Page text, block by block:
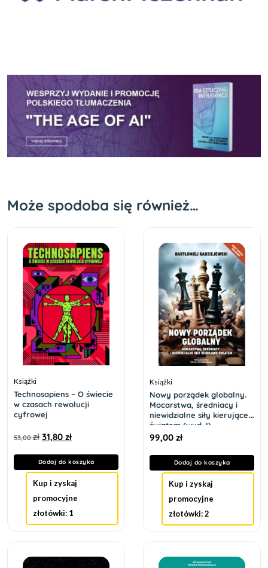
Może spodoba się również…
Książki
Technosapiens – O świecie
w czasach rewolucji
cyfrowej
53,00zł 31,80 zł
Dodaj do koszyka
Kup i zyskaj
promocyjne
złotówki: 1
Książki
Nowy porządek globalny.
Mocarstwa, średniacy i
niewidzialne siły kierujące
światem (wyd. I)
99,00 zł
Dodaj do koszyka
Kup i zyskaj
promocyjne
złotówki: 2